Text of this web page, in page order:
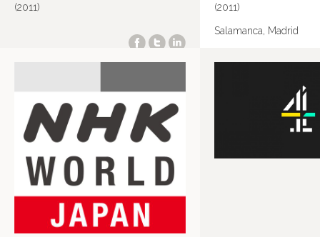
(2011) (2011)
Salamanca, Madrid